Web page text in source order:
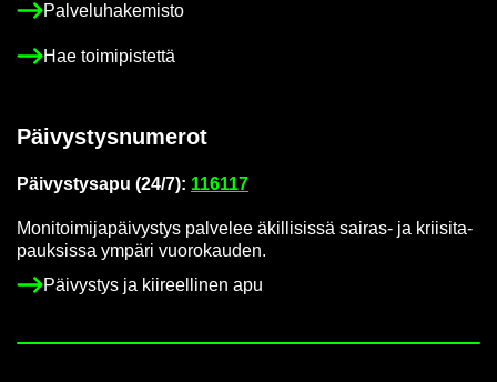
Pal­ve­lu­ha­ke­mis­to
Hae toi­mi­pis­tet­tä
Päi­vys­tys­nu­me­rot
Päi­vys­tys­a­pu (24/7): 116117
Mo­ni­toi­mi­ja­päi­vys­tys pal­ve­lee äkil­li­sis­sä sairas-​ ja krii­si­ta­
pauk­sis­sa ym­pä­ri vuo­ro­kau­den.
Päi­vys­tys ja kii­reel­li­nen apu